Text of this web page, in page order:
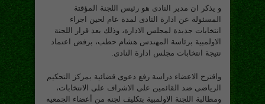
و يذكر ان مدير النادى هو رئيس اللجنة المؤقتة
المسئولة عن ادارة النادى لمدة عام لحين اجراء
انتخابات جديدة لمجلس الادارة، وذلك بعد قرار اللجنة
الاولمبية برئاسة المهندس هشام حطب، برفض اعتماد
نتيجة انتخابات مجلس ادارة النادى.
واقترح الاعضاء دراسة رفع دعوى قضائية بمركز التحكيم
الرياضى ضد القائمين على الاشراف على الانتخابات،
ومطالبة اللجنة الاولمبية بتكليف لجنه من أعضاء الجمعيه